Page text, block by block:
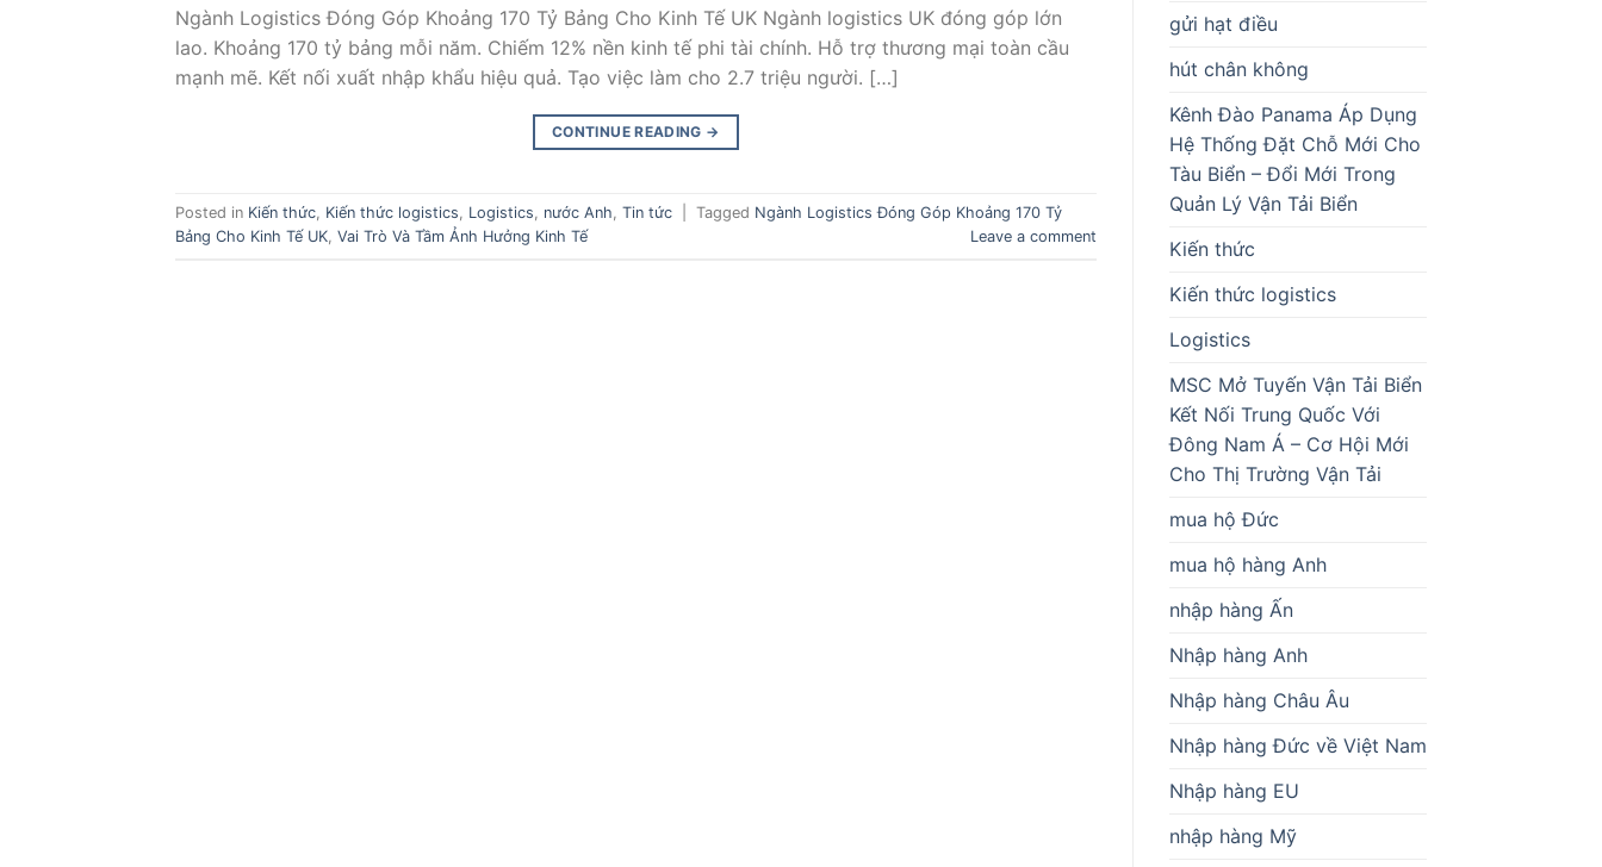
Ngành Logistics Đóng Góp Khoảng 170 Tỷ Bảng Cho Kinh Tế UK Ngành logistics UK đóng góp lớn
lao. Khoảng 170 tỷ bảng mỗi năm. Chiếm 12% nền kinh tế phi tài chính. Hỗ trợ thương mại toàn cầu
mạnh mẽ. Kết nối xuất nhập khẩu hiệu quả. Tạo việc làm cho 2.7 triệu người. […]
CONTINUE READING →
Posted in Kiến thức, Kiến thức logistics, Logistics, nước Anh, Tin tức Tagged Ngành Logistics Đóng Góp Khoảng 170 Tỷ
Bảng Cho Kinh Tế UK, Vai Trò Và Tầm Ảnh Hưởng Kinh Tế Leave a comment
gửi hạt điều
hút chân không
Kênh Đào Panama Áp Dụng
Hệ Thống Đặt Chỗ Mới Cho
Tàu Biển – Đổi Mới Trong
Quản Lý Vận Tải Biển
Kiến thức
Kiến thức logistics
Logistics
MSC Mở Tuyến Vận Tải Biển
Kết Nối Trung Quốc Với
Đông Nam Á – Cơ Hội Mới
Cho Thị Trường Vận Tải
mua hộ Đức
mua hộ hàng Anh
nhập hàng Ấn
Nhập hàng Anh
Nhập hàng Châu Âu
Nhập hàng Đức về Việt Nam
Nhập hàng EU
nhập hàng Mỹ